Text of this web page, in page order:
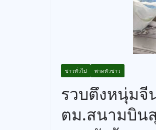
ข่าวทั่วไป พาดหัวข่าว
รวบตึงหนุ่มจี
ตม.สนามบิน